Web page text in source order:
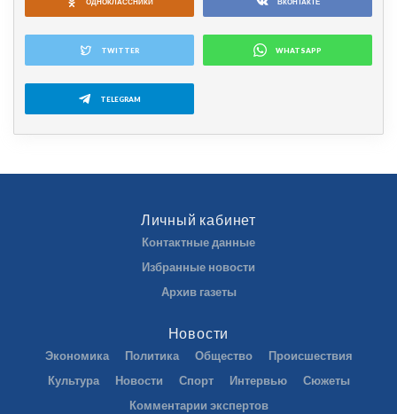
TWITTER WHATSAPP
TELEGRAM
Личный кабинет
Контактные данные
Избранные новости
Архив газеты
Новости
Экономика Политика Общество
Происшествия
Культура
Новости Спорт Интервью
Сюжеты
Комментарии экспертов